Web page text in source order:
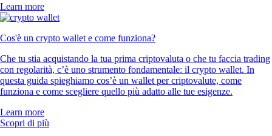
Learn more
Cos'è un crypto wallet e come funziona?
Che tu stia acquistando la tua prima criptovaluta o che tu faccia trading
con regolarità, c’è uno strumento fondamentale: il crypto wallet. In
questa guida spieghiamo cos’è un wallet per criptovalute, come
funziona e come scegliere quello più adatto alle tue esigenze.
Learn more
Scopri di più